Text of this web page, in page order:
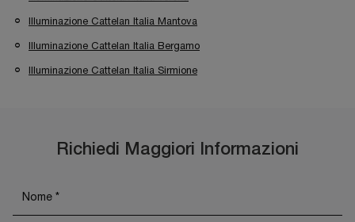
Illuminazione Cattelan Italia Mantova
Illuminazione Cattelan Italia Bergamo
Illuminazione Cattelan Italia Sirmione
Richiedi Maggiori Informazioni